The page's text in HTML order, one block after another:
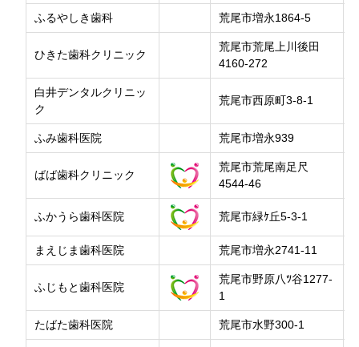
ふるやしき歯科 荒尾市増永1864-5
ひきた歯科クリニック
荒尾市荒尾上川後田
4160-272
白井デンタルクリニッ
ク
荒尾市西原町3-8-1
ふみ歯科医院 荒尾市増永939
ばば歯科クリニック
荒尾市荒尾南足尺
4544-46
ふかうら歯科医院 荒尾市緑ｹ丘5-3-1
まえじま歯科医院 荒尾市増永2741-11
ふじもと歯科医院
荒尾市野原八ﾂ谷1277-
1
たばた歯科医院 荒尾市水野300-1